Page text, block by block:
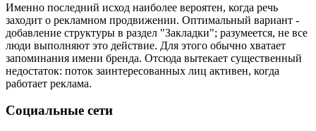
Именно последний исход наиболее вероятен, когда речь
заходит о рекламном продвижении. Оптимальный вариант -
добавление структуры в раздел "Закладки"; разумеется, не все
люди выполняют это действие. Для этого обычно хватает
запоминания имени бренда. Отсюда вытекает существенный
недостаток: поток заинтересованных лиц активен, когда
работает реклама.
Социальные сети